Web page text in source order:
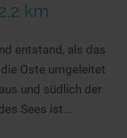
km
entstand, als das
Oste umgeleitet
und südlich der
Sees ist...